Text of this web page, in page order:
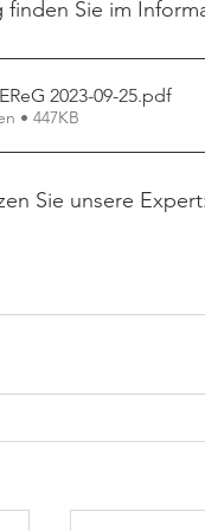
Sie im
2023-09-25.pdf
• 447KB
Sie unsere